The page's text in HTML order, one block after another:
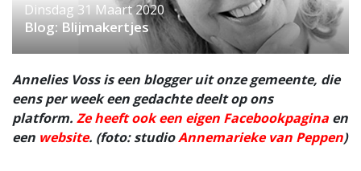
Dinsdag 31 Maart 2020
Blog: Blijmakertjes
Annelies Voss is een blogger uit onze gemeente, die
eens per week een gedachte deelt op ons
platform. Ze heeft ook een eigen Facebookpagina en
een website. (foto: studioAnnemarieke van Peppen)